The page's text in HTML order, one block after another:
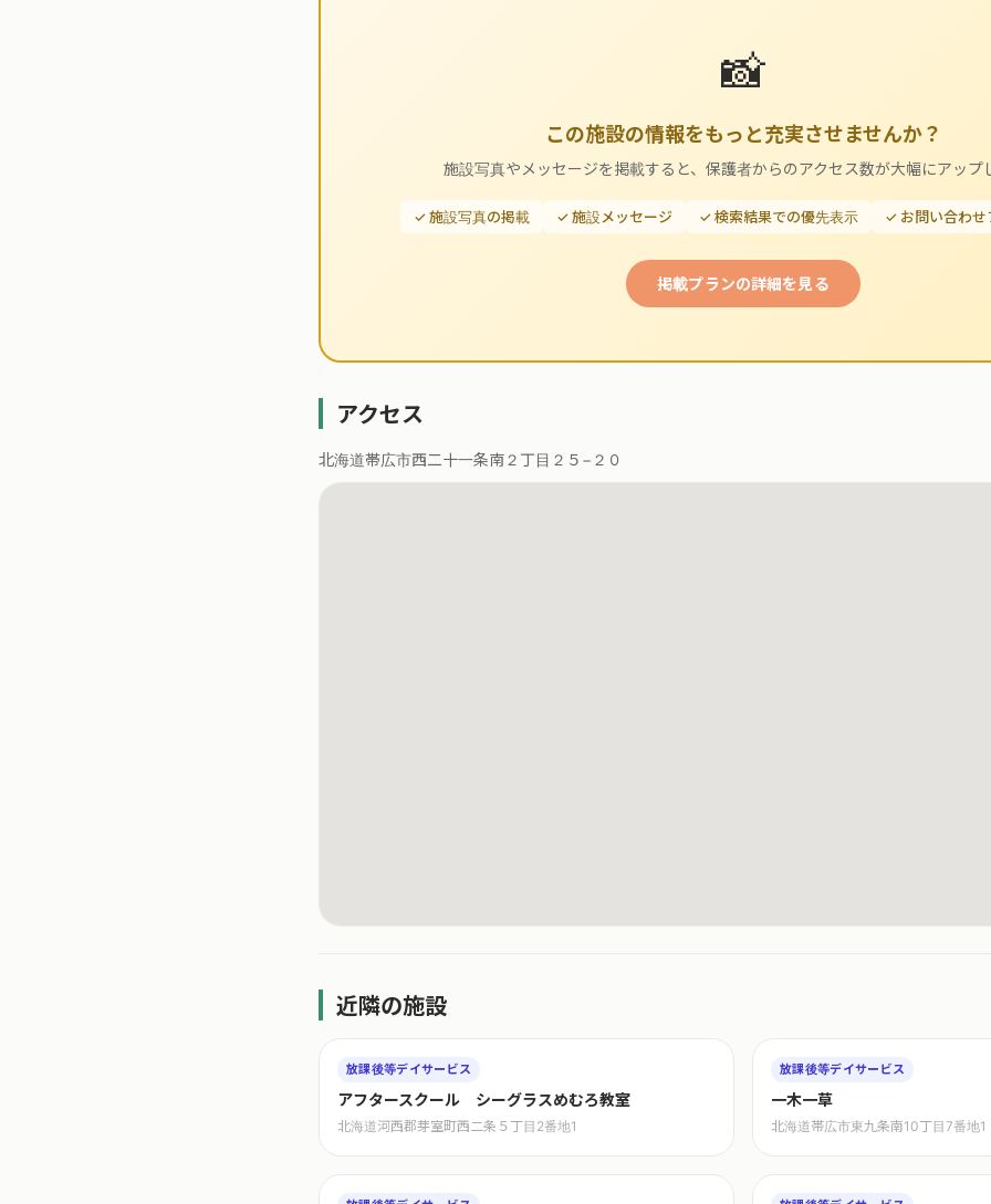
📸
この施設の情報をもっと充実させませんか？
施設写真やメッセージを掲載すると、保護者からのアクセス数が大幅にアップ
✓ 施設写真の掲載 ✓ 施設メッセージ ✓ 検索結果での優先表示 ✓ お問い合わせ
掲載プランの詳細を見る
アクセス
北海道帯広市西二十一条南２丁目２５−２０
近隣の施設
放課後等デイサービス
アフタースクール シーグラスめむろ教室
北海道河西郡芽室町西二条５丁目2番地1
放課後等デイサービス
一木一草
北海道帯広市東九条南10丁目7番地1